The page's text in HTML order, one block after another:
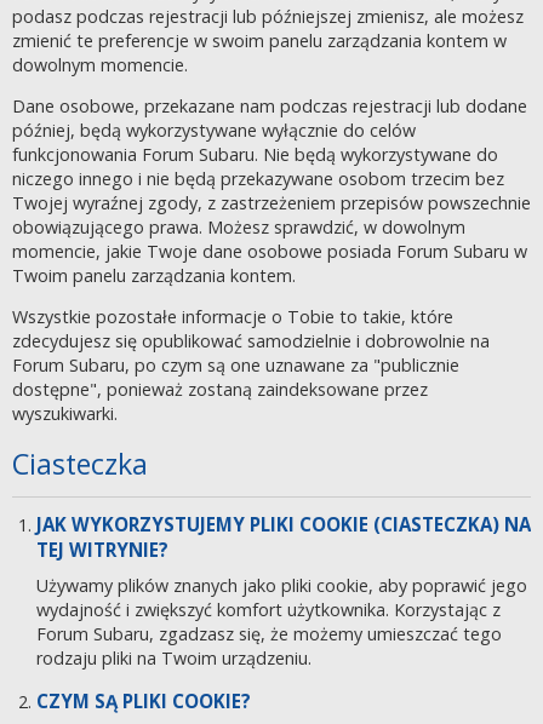
podasz podczas rejestracji lub późniejszej zmienisz, ale możesz
zmienić te preferencje w swoim panelu zarządzania kontem w
dowolnym momencie.
Dane osobowe, przekazane nam podczas rejestracji lub dodane
później, będą wykorzystywane wyłącznie do celów
funkcjonowania Forum Subaru. Nie będą wykorzystywane do
niczego innego i nie będą przekazywane osobom trzecim bez
Twojej wyraźnej zgody, z zastrzeżeniem przepisów powszechnie
obowiązującego prawa. Możesz sprawdzić, w dowolnym
momencie, jakie Twoje dane osobowe posiada Forum Subaru w
Twoim panelu zarządzania kontem.
Wszystkie pozostałe informacje o Tobie to takie, które
zdecydujesz się opublikować samodzielnie i dobrowolnie na
Forum Subaru, po czym są one uznawane za "publicznie
dostępne", ponieważ zostaną zaindeksowane przez
wyszukiwarki.
Ciasteczka
JAK WYKORZYSTUJEMY PLIKI COOKIE (CIASTECZKA) NA
TEJ WITRYNIE?
Używamy plików znanych jako pliki cookie, aby poprawić jego
wydajność i zwiększyć komfort użytkownika. Korzystając z
Forum Subaru, zgadzasz się, że możemy umieszczać tego
rodzaju pliki na Twoim urządzeniu.
CZYM SĄ PLIKI COOKIE?